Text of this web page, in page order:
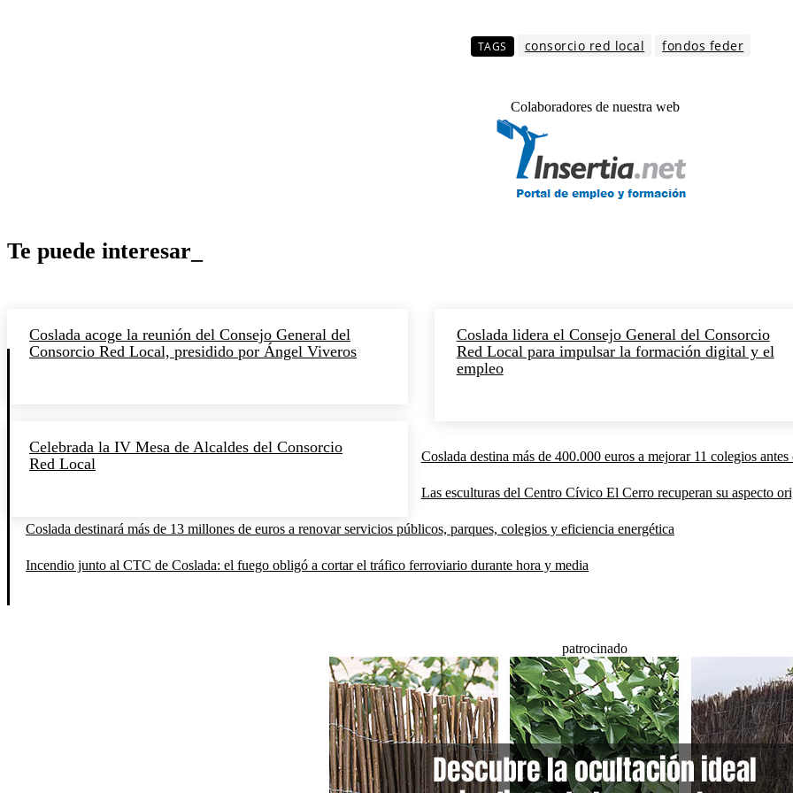
TAGS consorcio red local fondos feder
Colaboradores de nuestra web
Te puede interesar_
Coslada acoge la reunión del Consejo General del
Consorcio Red Local, presidido por Ángel Viveros
Coslada lidera el Consejo General del Consorcio
Red Local para impulsar la formación digital y el
empleo
Celebrada la IV Mesa de Alcaldes del Consorcio
Red Local
Coslada destina más de 400.000 euros a mejorar 11 colegios
Las esculturas del Centro Cívico El Cerro recuperan su aspecto
Coslada destinará más de 13 millones de euros a renovar servicios públicos, parques, colegios y eficiencia energética
Incendio junto al CTC de Coslada: el fuego obligó a cortar el tráfico ferroviario durante hora y media
patrocinado